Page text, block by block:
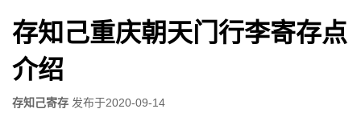
存知己重庆朝天门行李寄存点
介绍
存知己寄存 发布于2020-09-14